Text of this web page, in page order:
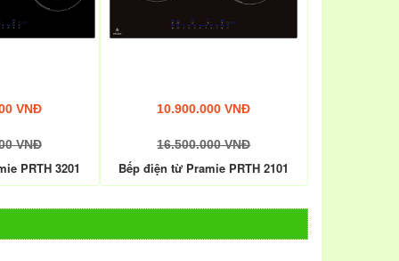
VNĐ
VNĐ
PRTH 3201
10.900.000 VNĐ
16.500.000 VNĐ
Bếp điện từ Pramie PRTH 2101